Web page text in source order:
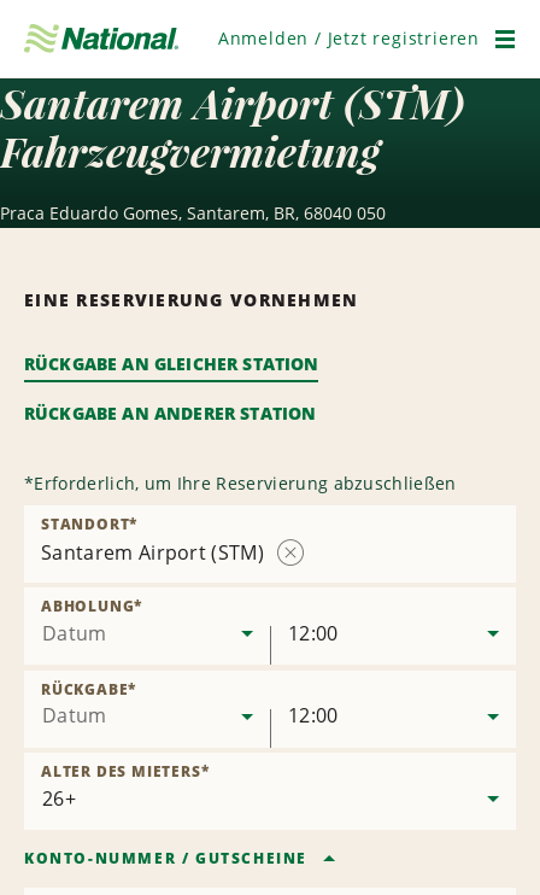
überspringen
Anmelden / Jetzt registrieren
Santarem Airport (STM)
Fahrzeugvermietung
Praca Eduardo Gomes, Santarem, BR, 68040 050
EINE RESERVIERUNG VORNEHMEN
RÜCKGABE AN GLEICHER STATION
RÜCKGABE AN ANDERER STATION
*Erforderlich, um Ihre Reservierung abzuschließen
Santarem Airport (STM)
STANDORT*
Datum
ABHOLUNG*
12:00
Datum
RÜCKGABE*
12:00
ALTER DES MIETERS*
KONTO-NUMMER / GUTSCHEINE